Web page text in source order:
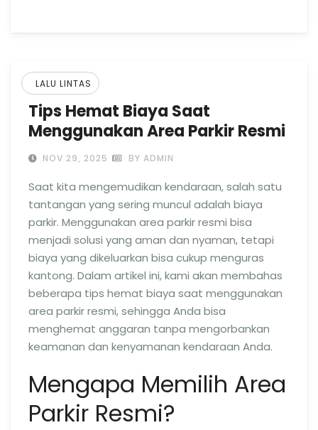
LALU LINTAS
Tips Hemat Biaya Saat
Menggunakan Area Parkir Resmi
NOV 29, 2025 BY ADMIN
Saat kita mengemudikan kendaraan, salah satu
tantangan yang sering muncul adalah biaya
parkir. Menggunakan area parkir resmi bisa
menjadi solusi yang aman dan nyaman, tetapi
biaya yang dikeluarkan bisa cukup menguras
kantong. Dalam artikel ini, kami akan membahas
beberapa tips hemat biaya saat menggunakan
area parkir resmi, sehingga Anda bisa
menghemat anggaran tanpa mengorbankan
keamanan dan kenyamanan kendaraan Anda.
Mengapa Memilih Area
Parkir Resmi?